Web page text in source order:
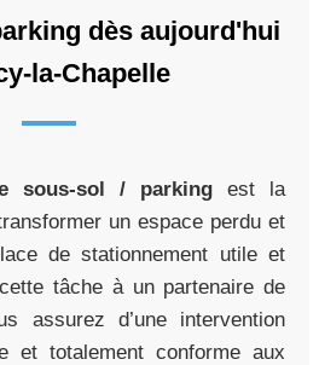
dès aujourd'hui
la-Chapelle
sous-sol / parking est la
un espace perdu et
de stationnement utile et
tâche à un partenaire de
assurez d’une intervention
et totalement conforme aux